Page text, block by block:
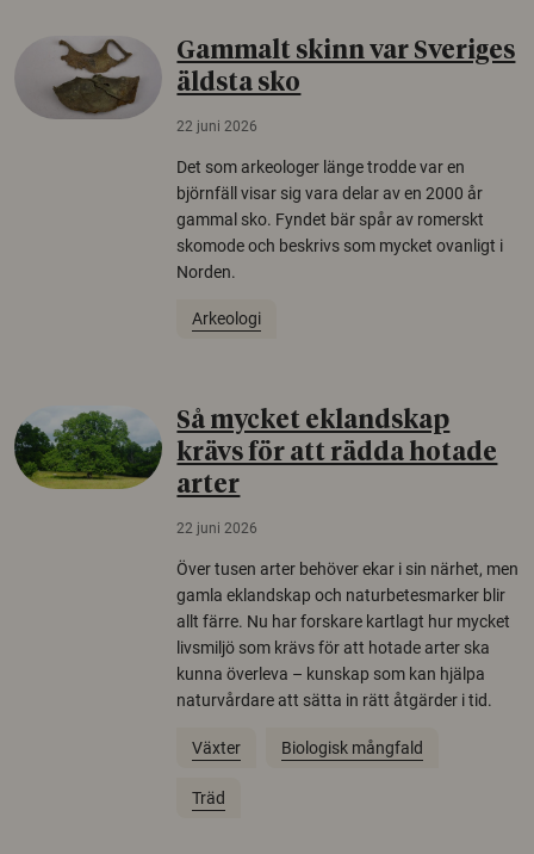
Gammalt skinn var Sveriges
äldsta sko
22 juni 2026
Det som arkeologer länge trodde var en
björnfäll visar sig vara delar av en 2000 år
gammal sko. Fyndet bär spår av romerskt
skomode och beskrivs som mycket ovanligt i
Norden.
Arkeologi
Så mycket eklandskap
krävs för att rädda hotade
arter
22 juni 2026
Över tusen arter behöver ekar i sin närhet, men
gamla eklandskap och naturbetesmarker blir
allt färre. Nu har forskare kartlagt hur mycket
livsmiljö som krävs för att hotade arter ska
kunna överleva – kunskap som kan hjälpa
naturvårdare att sätta in rätt åtgärder i tid.
Växter Biologisk mångfald
Träd